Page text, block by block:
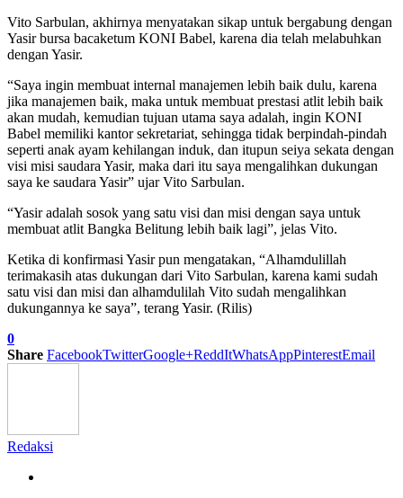
Vito Sarbulan, akhirnya menyatakan sikap untuk bergabung dengan
Yasir bursa bacaketum KONI Babel, karena dia telah melabuhkan
dengan Yasir.
“Saya ingin membuat internal manajemen lebih baik dulu, karena
jika manajemen baik, maka untuk membuat prestasi atlit lebih baik
akan mudah, kemudian tujuan utama saya adalah, ingin KONI
Babel memiliki kantor sekretariat, sehingga tidak berpindah-pindah
seperti anak ayam kehilangan induk, dan itupun seiya sekata dengan
visi misi saudara Yasir, maka dari itu saya mengalihkan dukungan
saya ke saudara Yasir” ujar Vito Sarbulan.
“Yasir adalah sosok yang satu visi dan misi dengan saya untuk
membuat atlit Bangka Belitung lebih baik lagi”, jelas Vito.
Ketika di konfirmasi Yasir pun mengatakan, “Alhamdulillah
terimakasih atas dukungan dari Vito Sarbulan, karena kami sudah
satu visi dan misi dan alhamdulilah Vito sudah mengalihkan
dukungannya ke saya”, terang Yasir. (Rilis)
0
Share FacebookTwitterGoogle+ReddItWhatsAppPinterestEmail
Redaksi